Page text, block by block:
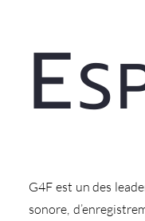
E
G4F est un des
sonore,